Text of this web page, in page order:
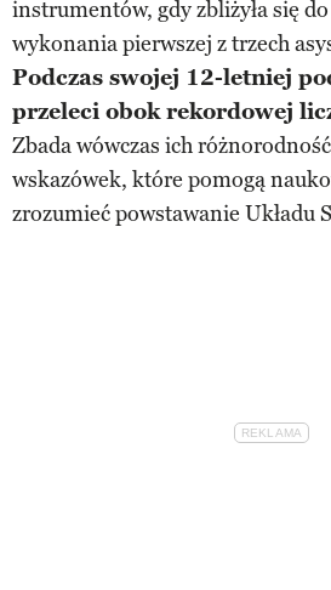
instrumentów, gdy zbliżyła się
wykonania pierwszej z trzech
Podczas swojej 12-letniej
przeleci obok rekordowej
Zbada wówczas ich
wskazówek, które pomogą
zrozumieć powstawanie Układu